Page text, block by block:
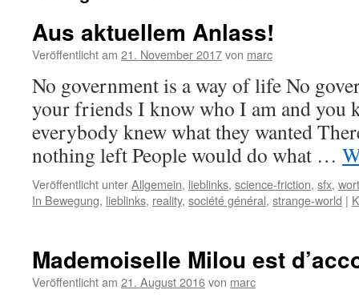
Aus aktuellem Anlass!
Veröffentlicht am 21. November 2017von marc
No government is a way of life No
your friends I know who I am and you
everybody knew what they wanted
nothing left People would do what …
Veröffentlicht unterAllgemein, lieblinks, science-friction, sfx,
In Bewegung, lieblinks, reality, société général, strange-world |
Mademoiselle Milou est
Veröffentlicht am 21. August 2016von marc